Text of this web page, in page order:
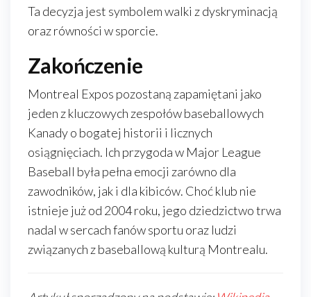
Ta decyzja jest symbolem walki z dyskryminacją
oraz równości w sporcie.
Zakończenie
Montreal Expos pozostaną zapamiętani jako
jeden z kluczowych zespołów baseballowych
Kanady o bogatej historii i licznych
osiągnięciach. Ich przygoda w Major League
Baseball była pełna emocji zarówno dla
zawodników, jak i dla kibiców. Choć klub nie
istnieje już od 2004 roku, jego dziedzictwo trwa
nadal w sercach fanów sportu oraz ludzi
związanych z baseballową kulturą Montrealu.